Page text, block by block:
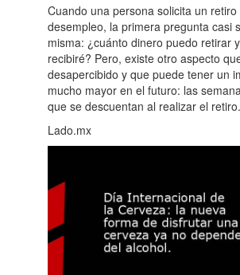
Cuando una persona solicita un retiro
desempleo, la primera pregunta casi
misma: ¿cuánto dinero puedo retirar
recibiré? Pero, existe otro aspecto
desapercibido y que puede tener un
mucho mayor en el futuro: las
que se descuentan al realizar el retiro.
Lado.mx